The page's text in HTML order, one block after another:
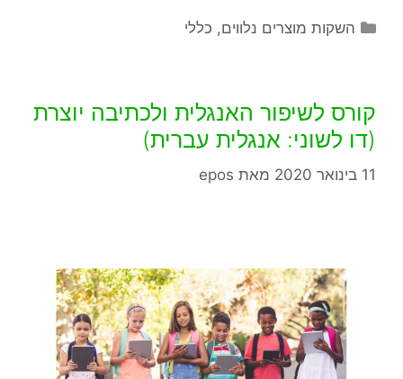
השקות מוצרים נלווים, כללי
קורס לשיפור האנגלית ולכתיבה יוצרת
(דו לשוני: אנגלית עברית)
11 בינואר 2020 מאת epos